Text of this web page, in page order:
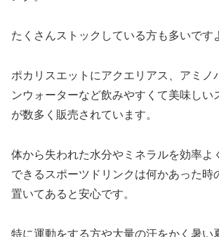
たくさんストックしている方も多いです
ポカリスエットにアクエリアス、アミノ
ンウォーターなど飲みやすくて美味しい
が数多く販売されています。
体から失われた水分やミネラルを効率よ
できるスポーツドリンクは何かあった時
置いてあると安心です。
特に運動をする方や大量の汗をかく暑い